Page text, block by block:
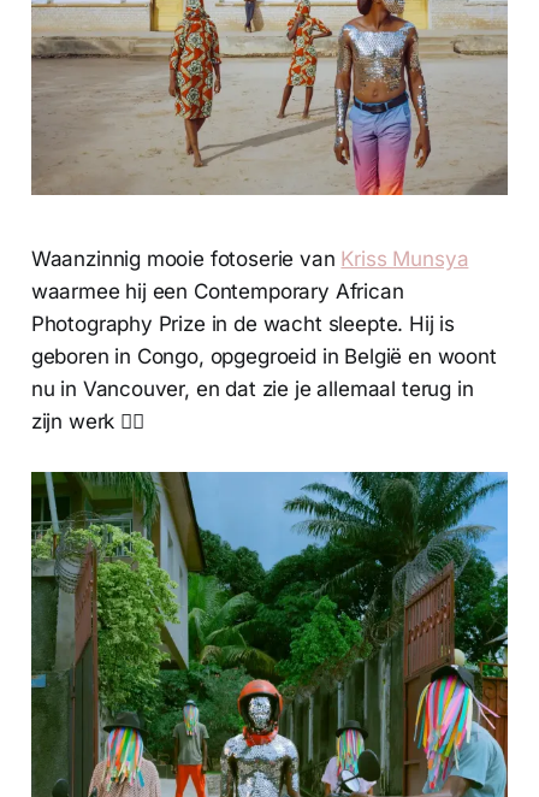
Waanzinnig mooie fotoserie van Kriss Munsya
waarmee hij een Contemporary African
Photography Prize in de wacht sleepte. Hij is
geboren in Congo, opgegroeid in België en woont
nu in Vancouver, en dat zie je allemaal terug in
zijn werk 👌🏼